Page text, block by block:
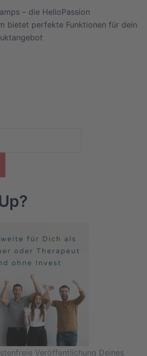
– die HelloPassion
bietet perfekte Funktionen für dein
Veröffentlichung Deines